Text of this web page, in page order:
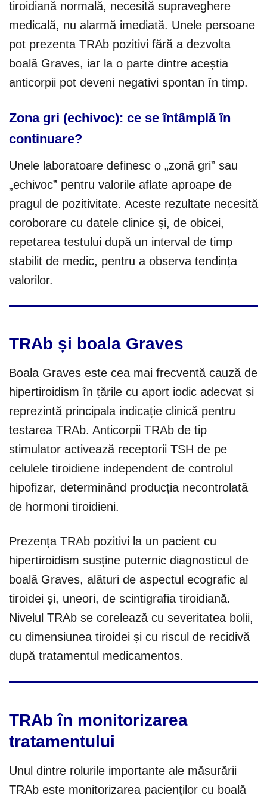
tiroidiană normală, necesită supraveghere
medicală, nu alarmă imediată. Unele persoane
pot prezenta TRAb pozitivi fără a dezvolta
boală Graves, iar la o parte dintre aceștia
anticorpii pot deveni negativi spontan în timp.
Zona gri (echivoc): ce se întâmplă în
continuare?
Unele laboratoare definesc o „zonă gri” sau
„echivoc” pentru valorile aflate aproape de
pragul de pozitivitate. Aceste rezultate necesită
coroborare cu datele clinice și, de obicei,
repetarea testului după un interval de timp
stabilit de medic, pentru a observa tendința
valorilor.
TRAb și boala Graves
Boala Graves este cea mai frecventă cauză de
hipertiroidism în țările cu aport iodic adecvat și
reprezintă principala indicație clinică pentru
testarea TRAb. Anticorpii TRAb de tip
stimulator activează receptorii TSH de pe
celulele tiroidiene independent de controlul
hipofizar, determinând producția necontrolată
de hormoni tiroidieni.
Prezența TRAb pozitivi la un pacient cu
hipertiroidism susține puternic diagnosticul de
boală Graves, alături de aspectul ecografic al
tiroidei și, uneori, de scintigrafia tiroidiană.
Nivelul TRAb se corelează cu severitatea bolii,
cu dimensiunea tiroidei și cu riscul de recidivă
după tratamentul medicamentos.
TRAb în monitorizarea
tratamentului
Unul dintre rolurile importante ale măsurării
TRAb este monitorizarea pacienților cu boală